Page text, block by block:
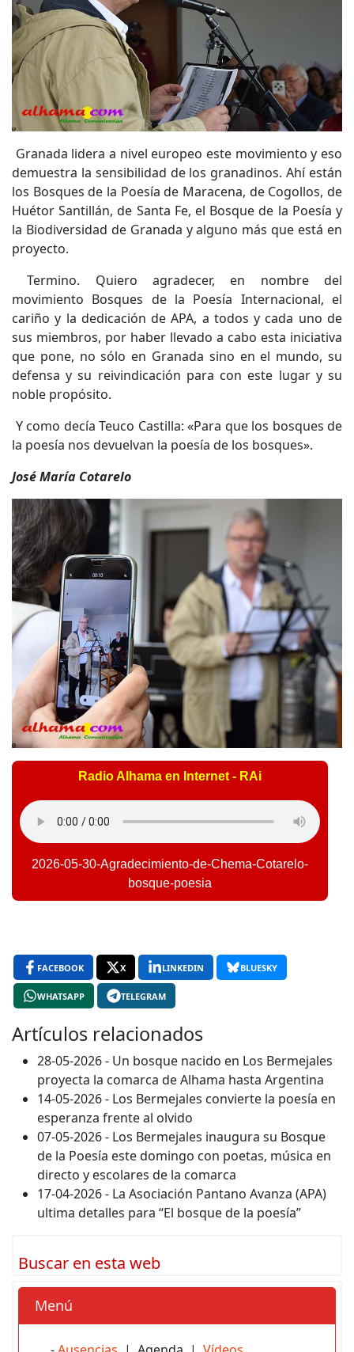
Granada lidera a nivel europeo este movimiento y eso
demuestra la sensibilidad de los granadinos. Ahí están
los Bosques de la Poesía de Maracena, de Cogollos, de
Huétor Santillán, de Santa Fe, el Bosque de la Poesía y
la Biodiversidad de Granada y alguno más que está en
proyecto.
Termino. Quiero agradecer, en nombre del
movimiento Bosques de la Poesía Internacional, el
cariño y la dedicación de APA, a todos y cada uno de
sus miembros, por haber llevado a cabo esta iniciativa
que pone, no sólo en Granada sino en el mundo, su
defensa y su reivindicación para con este lugar y su
noble propósito.
Y como decía Teuco Castilla: «Para que los bosques de
la poesía nos devuelvan la poesía de los bosques».
José María Cotarelo
Radio Alhama en Internet - RAi
2026-05-30-Agradecimiento-de-Chema-Cotarelo-
bosque-poesia
FACEBOOK X LINKEDIN BLUESKY
WHATSAPP TELEGRAM
Artículos relacionados
28-05-2026 - Un bosque nacido en Los Bermejales
proyecta la comarca de Alhama hasta Argentina
14-05-2026 - Los Bermejales convierte la poesía en
esperanza frente al olvido
07-05-2026 - Los Bermejales inaugura su Bosque
de la Poesía este domingo con poetas, música en
directo y escolares de la comarca
17-04-2026 - La Asociación Pantano Avanza (APA)
ultima detalles para “El bosque de la poesía”
Buscar en esta web
Menú